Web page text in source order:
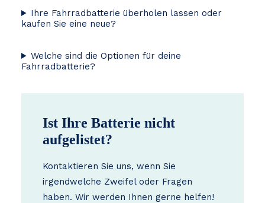
Ihre Fahrradbatterie überholen lassen oder
kaufen Sie eine neue?
Welche sind die Optionen für deine
Fahrradbatterie?
Ist Ihre Batterie nicht
aufgelistet?
Kontaktieren Sie uns, wenn Sie
irgendwelche Zweifel oder Fragen
haben. Wir werden Ihnen gerne helfen!